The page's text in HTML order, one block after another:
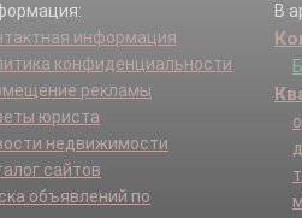
информация
конфиденциальности
рекламы
юриста
недвижимости
сайтов
объявлений по
В